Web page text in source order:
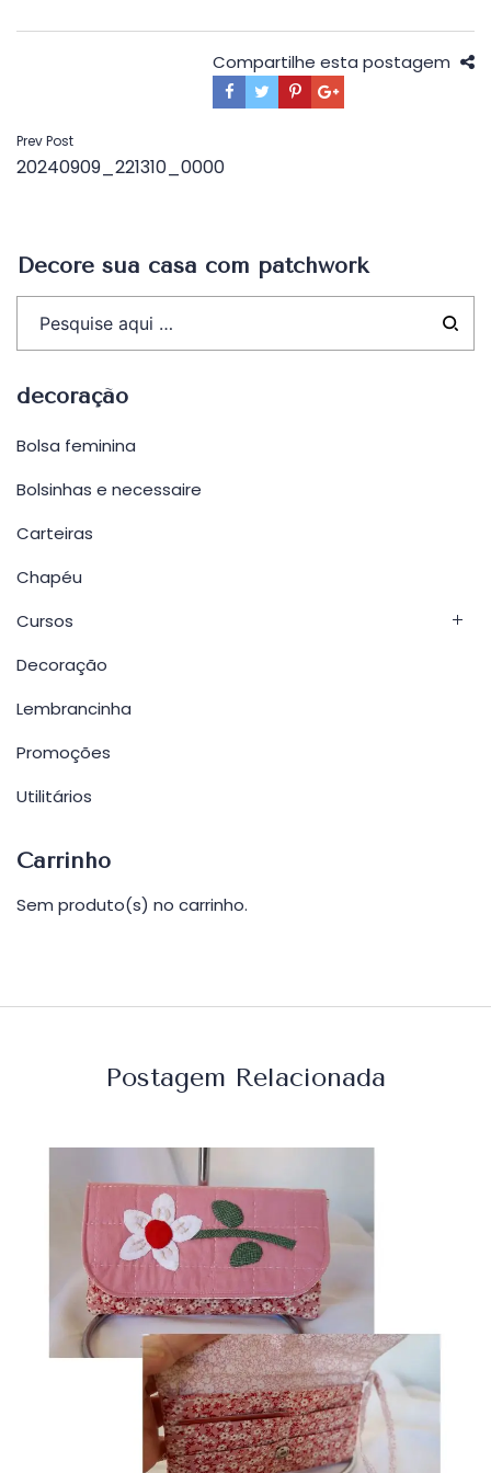
Compartilhe esta postagem
Navegação
de
Prev Post
20240909_221310_0000
Decore sua casa com patchwork
decoração
Bolsa feminina
Bolsinhas e necessaire
Carteiras
Chapéu
Cursos
Decoração
Lembrancinha
Promoções
Utilitários
Carrinho
Sem produto(s) no carrinho.
Postagem Relacionada